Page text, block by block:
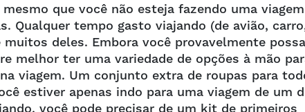
que você não esteja fazendo uma viagem
Qualquer tempo gasto viajando (de avião,
deles. Embora você provavelmente possa
melhor ter uma variedade de opções à mão
viagem. Um conjunto extra de roupas para
estiver apenas indo para uma viagem de um
você pode precisar de um kit de primeiros